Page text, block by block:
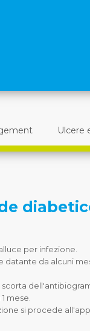
Ulcere
per infezione.
datante da alcuni
mese.
si procede